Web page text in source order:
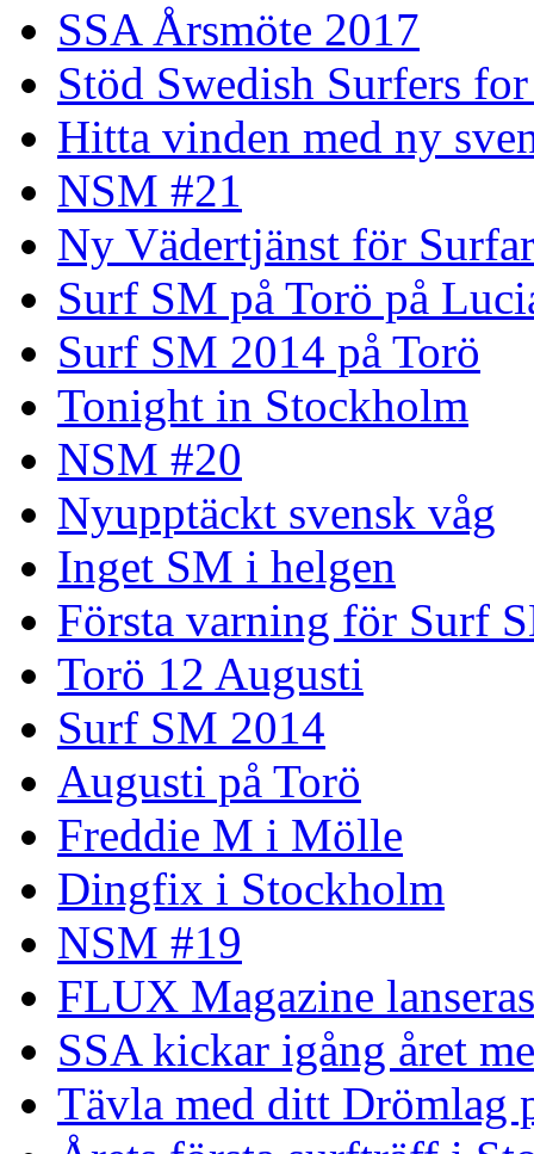
SSA Årsmöte 2017
Stöd Swedish Surfers
Hitta vinden med ny
NSM #21
Ny Vädertjänst för
Surf SM på Torö på
Surf SM 2014 på Torö
Tonight in Stockholm
NSM #20
Nyupptäckt svensk våg
Inget SM i helgen
Första varning för Surf
Torö 12 Augusti
Surf SM 2014
Augusti på Torö
Freddie M i Mölle
Dingfix i Stockholm
NSM #19
FLUX Magazine lanseras
SSA kickar igång året
Tävla med ditt Drömlag